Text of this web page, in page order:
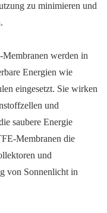
zu minimieren und
werden in
Energien wie
eingesetzt. Sie wirken
und
saubere Energie
Membranen die
und
von Sonnenlicht in